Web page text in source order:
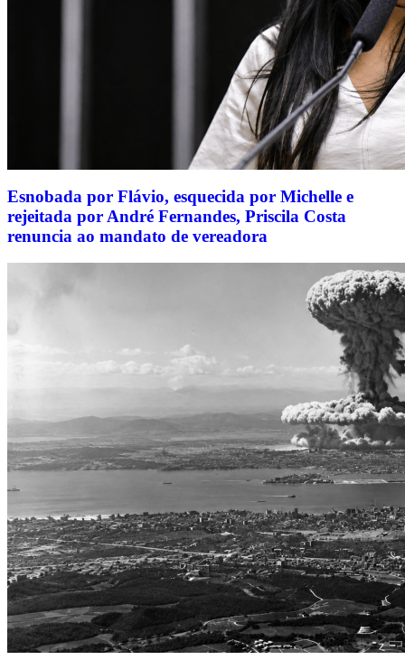
Esnobada por Flávio, esquecida por Michelle e
rejeitada por André Fernandes, Priscila Costa
renuncia ao mandato de vereadora